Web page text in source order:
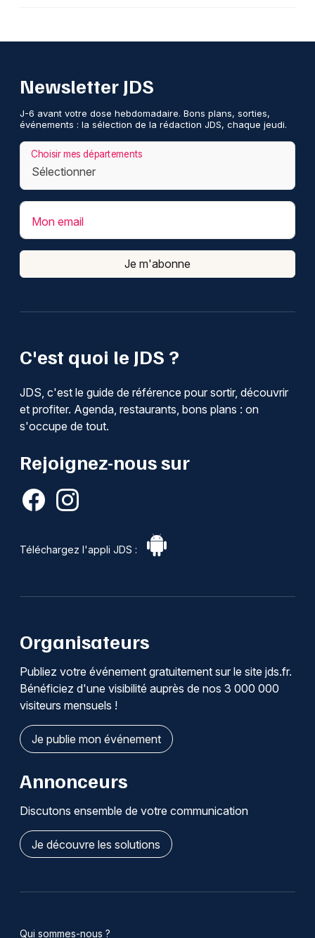
C'est quoi le JDS ?
JDS, c'est le guide de référence pour sortir, découvrir
et profiter. Agenda, restaurants, bons plans : on
s'occupe de tout.
Rejoignez-nous sur
Téléchargez l'appli JDS :
Newsletter JDS
J-6 avant votre dose hebdomadaire. Bons plans, sorties,
événements : la sélection de la rédaction JDS, chaque jeudi.
Choisir mes départements
Mon email
Je m'abonne
Organisateurs
Publiez votre événement gratuitement sur le site jds.fr.
Bénéficiez d'une visibilité auprès de nos 3 000 000
visiteurs mensuels !
Je publie mon événement
Annonceurs
Discutons ensemble de votre communication
Je découvre les solutions
Qui sommes-nous ?